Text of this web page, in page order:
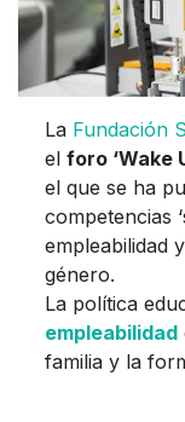
La Fundación
el foro ‘Wake
el que se ha
competencias
empleabilidad
género.
La política
empleabilidad
familia y la